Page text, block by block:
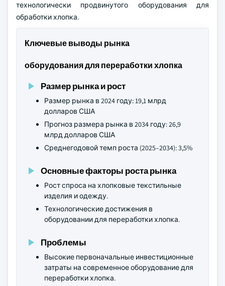
технологически продвинутого оборудования для
обработки хлопка.
Ключевые выводы рынка
оборудования для переработки хлопка
Размер рынка и рост
Размер рынка в 2024 году: 19,1 млрд
долларов США
Прогноз размера рынка в 2034 году: 26,9
млрд долларов США
Среднегодовой темп роста (2025–2034): 3,5%
Основные факторы роста рынка
Рост спроса на хлопковые текстильные
изделия и одежду.
Технологические достижения в
оборудовании для переработки хлопка.
Проблемы
Высокие первоначальные инвестиционные
затраты на современное оборудование для
переработки хлопка.